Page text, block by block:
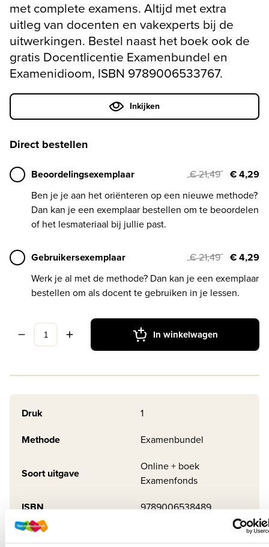
met complete examens. Altijd met extra
uitleg van docenten en vakexperts bij de
uitwerkingen. Bestel naast het boek ook de
gratis Docentlicentie Examenbundel en
Examenidioom, ISBN 9789006533767.
Inkijken
Direct bestellen
Beoordelingsexemplaar € 21,49
€ 4,29
Ben je je aan het oriënteren op een nieuwe methode?
Dan kan je een exemplaar bestellen om te beoordelen
of het lesmateriaal bij jullie past.
Gebruikersexemplaar € 21,49
€ 4,29
Werk je al met de methode? Dan kan je een exemplaar
bestellen om als docent te gebruiken in je lessen.
In winkelwagen
Druk
1
Methode
Examenbundel
Soort uitgave
Online + boek
Examenfonds
ISBN
9789006538489